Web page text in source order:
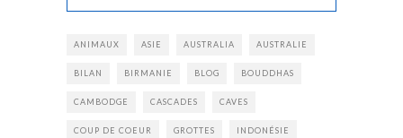
ANIMAUX ASIE AUSTRALIA AUSTRALIE
BILAN BIRMANIE BLOG BOUDDHAS
CAMBODGE CASCADES CAVES
COUP DE COEUR GROTTES INDONÉSIE